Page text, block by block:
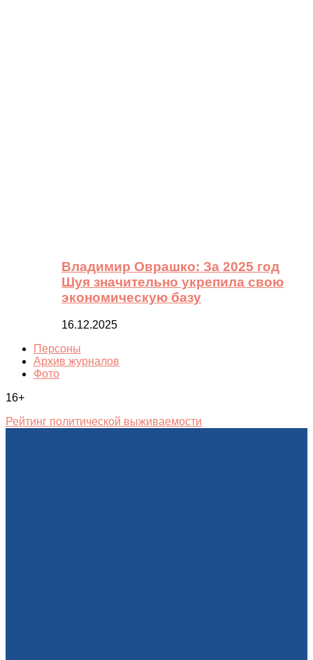
Владимир Оврашко: За 2025 год
Шуя значительно укрепила свою
экономическую базу
16.12.2025
Персоны
Архив журналов
Фото
16+
Рейтинг политической выживаемости